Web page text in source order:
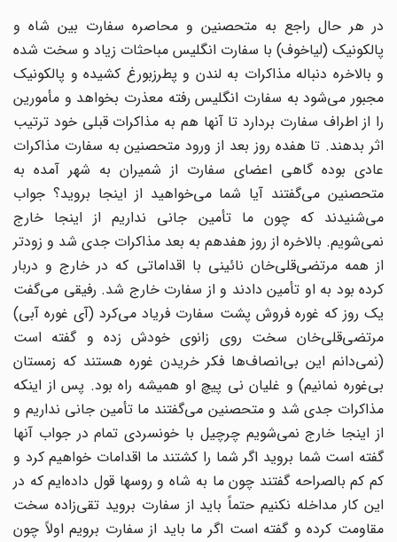
در هر حال راجع به متحصنین و محاصره سفارت بین شاه و
پالکونیک (لیاخوف) با سفارت انگلیس ‌مباحثات زیاد و سخت شده
و بالاخره دنباله مذاکرات به لندن و پطرزبورغ کشیده و پالکونیک
مجبور ‌می‌شود به سفارت انگلیس رفته معذرت بخواهد و مأمورین
را از اطراف سفارت بردارد تا آنها هم به ‌مذاکرات قبلی خود ترتیب
اثر بدهند.‌ تا هفده روز بعد از ورود متحصنین به سفارت مذاکرات
عادی بوده گاهی اعضای سفارت از شمیران به ‌شهر آمده به
متحصنین می‌گفتند آیا شما می‌خواهید از اینجا بروید؟ جواب
می‌شنیدند که چون ما تأمین ‌جانی نداریم از اینجا خارج
نمی‌شویم. بالاخره از روز هفدهم به بعد مذاکرات جدی شد و زودتر
از همه ‌مرتضی‌قلی‌خان نائینی با اقداماتی که در خارج و دربار
کرده بود به او تأمین دادند و از سفارت خارج شد. ‌رفیقی می‌گفت
یک روز که غوره فروش پشت سفارت فریاد می‌کرد (آی غوره آبی)
مرتضی‌قلی‌خان ‌سخت روی زانوی خودش زده و گفته است
(نمی‌دانم این بی‌انصاف‌ها فکر خریدن غوره هستند که ‌زمستان
بی‌غوره نمانیم) و غلیان نی پیچ او همیشه راه بود.‌ پس از اینکه
مذاکرات جدی شد و متحصنین می‌گفتند ما تأمین جانی نداریم و
از اینجا خارج نمی‌شویم ‌چرچیل با خونسردی تمام در جواب آنها
گفته است شما بروید اگر شما را کشتند ما اقدامات خواهیم کرد ‌و
کم کم بالصراحه گفتند چون ما به شاه و روسها قول داده‌ایم که در
این کار مداخله نکنیم حتماً باید از ‌سفارت بروید تقی‌زاده سخت
مقاومت کرده و گفته است اگر ما باید از سفارت برویم اولاً چون